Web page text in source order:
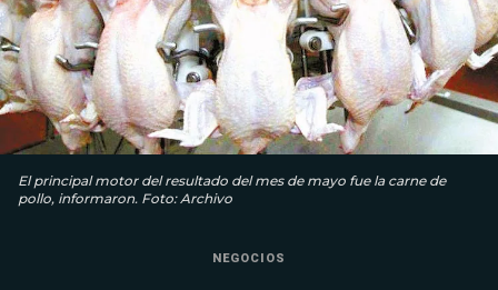
El principal motor del resultado del mes de mayo fue la carne de
pollo, informaron. Foto: Archivo
NEGOCIOS